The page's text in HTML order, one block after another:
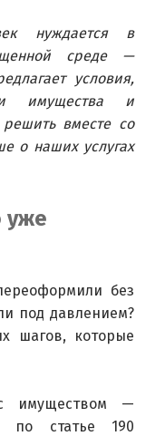
нуждается в
среде —
условия,
имущества и
вместе со
о наших услугах
уже
без
под давлением?
шагов, которые
имуществом —
по статье 190